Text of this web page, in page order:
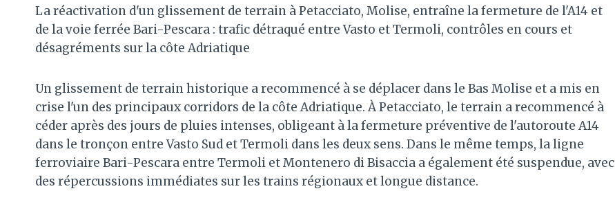
La réactivation d'un glissement de terrain à Petacciato, Molise, entraîne la fermeture de l'A14 et
de la voie ferrée Bari-Pescara : trafic détraqué entre Vasto et Termoli, contrôles en cours et
désagréments sur la côte Adriatique
Un glissement de terrain historique a recommencé à se déplacer dans le Bas Molise et a mis en
crise l'un des principaux corridors de la côte Adriatique. À Petacciato, le terrain a recommencé à
céder après des jours de pluies intenses, obligeant à la fermeture préventive de l'autoroute A14
dans le tronçon entre Vasto Sud et Termoli dans les deux sens. Dans le même temps, la ligne
ferroviaire Bari-Pescara entre Termoli et Montenero di Bisaccia a également été suspendue, avec
des répercussions immédiates sur les trains régionaux et longue distance.